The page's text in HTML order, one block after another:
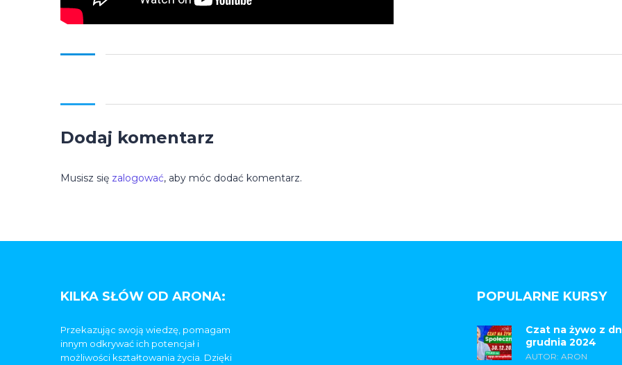
Dodaj komentarz
Musisz się zalogować, aby móc dodać komentarz.
KILKA SŁÓW OD ARONA:
Przekazując swoją wiedzę, pomagam
innym odkrywać ich potencjał i
możliwości kształtowania życia. Dzięki
POPULARNE KURSY
Czat na żywo z
grudnia 2024
AUTOR: ARON